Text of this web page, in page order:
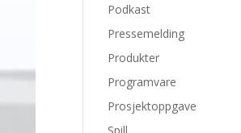
Podkast
Pressemelding
Produkter
Programvare
Prosjektoppgave
Spill